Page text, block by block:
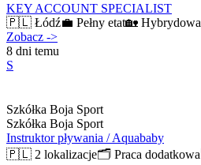
KEY ACCOUNT SPECIALIST
🇵🇱 Łódź💼 Pełny etat🏡 Hybrydowa
Zobacz ->
8 dni temu
S
Szkółka Boja Sport
Szkółka Boja Sport
Instruktor pływania / Aquababy
🇵🇱 2 lokalizacje🗂️ Praca dodatkowa